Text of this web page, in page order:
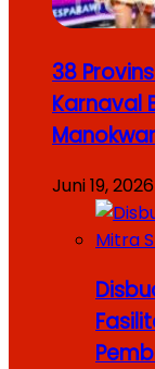
38
Karnaval
Juni 19, 2026